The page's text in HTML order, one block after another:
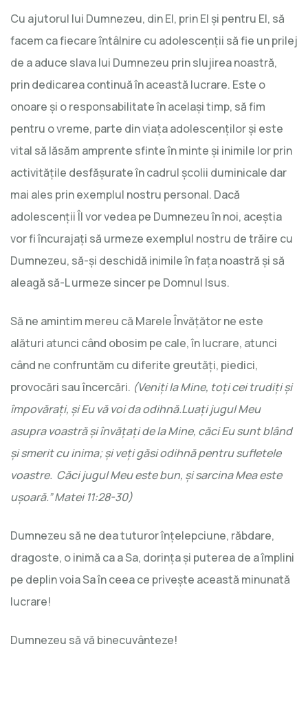
Cu ajutorul lui Dumnezeu, din El, prin El și pentru El, să
facem ca fiecare întâlnire cu adolescenții să fie un prilej
de a aduce slava lui Dumnezeu prin slujirea noastră,
prin dedicarea continuă în această lucrare. Este o
onoare și o responsabilitate în același timp, să fim
pentru o vreme, parte din viața adolescenților și este
vital să lăsăm amprente sfinte în minte și inimile lor prin
activitățile desfășurate în cadrul școlii duminicale dar
mai ales prin exemplul nostru personal. Dacă
adolescenții Îl vor vedea pe Dumnezeu în noi, aceștia
vor fi încurajați să urmeze exemplul nostru de trăire cu
Dumnezeu, să-și deschidă inimile în fața noastră și să
aleagă să-L urmeze sincer pe Domnul Isus.
Să ne amintim mereu că Marele Învățător ne este
alături atunci când obosim pe cale, în lucrare, atunci
când ne confruntăm cu diferite greutăți, piedici,
provocări sau încercări. (Veniți la Mine, toți cei trudiți și
împovărați, și Eu vă voi da odihnă.Luați jugul Meu
asupra voastră și învățați de la Mine, căci Eu sunt blând
și smerit cu inima; și veți găsi odihnă pentru sufletele
voastre. Căci jugul Meu este bun, și sarcina Mea este
ușoară.” Matei 11:28-30)
Dumnezeu să ne dea tuturor înțelepciune, răbdare,
dragoste, o inimă ca a Sa, dorința și puterea de a împlini
pe deplin voia Sa în ceea ce privește această minunată
lucrare!
Dumnezeu să vă binecuvânteze!